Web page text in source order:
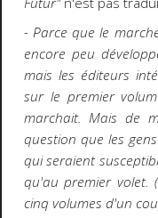
- Parce que le
encore peu
mais les éditeurs
sur le premier
marchait. Mais de
question que les
qui seraient
qu'au premier volet.
cinq volumes d'un